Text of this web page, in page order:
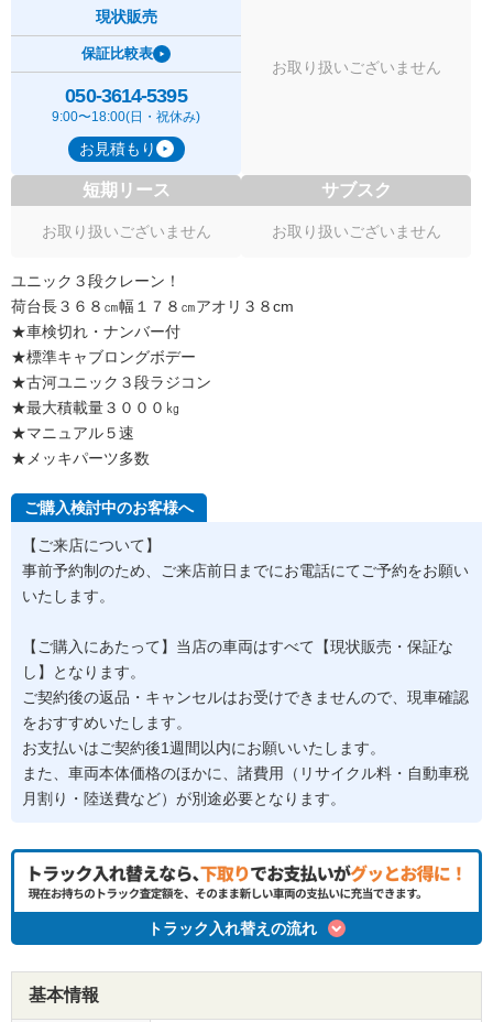
現状販売
保証比較表
050-3614-5395
9:00〜18:00(日・祝休み)
お見積もり
お取り扱いございません
短期リース
お取り扱いございません
サブスク
お取り扱いございません
ユニック３段クレーン！
荷台長３６８㎝幅１７８㎝アオリ３８cm
★車検切れ・ナンバー付
★標準キャブロングボデー
★古河ユニック３段ラジコン
★最大積載量３０００㎏
★マニュアル５速
★メッキパーツ多数
ご購入検討中のお客様へ
【ご来店について】
事前予約制のため、ご来店前日までにお電話にてご予約をお願い
いたします。
【ご購入にあたって】当店の車両はすべて【現状販売・保証な
し】となります。
ご契約後の返品・キャンセルはお受けできませんので、現車確認
をおすすめいたします。
お支払いはご契約後1週間以内にお願いいたします。
また、車両本体価格のほかに、諸費用（リサイクル料・自動車税
月割り・陸送費など）が別途必要となります。
トラック入れ替えの流れ
基本情報